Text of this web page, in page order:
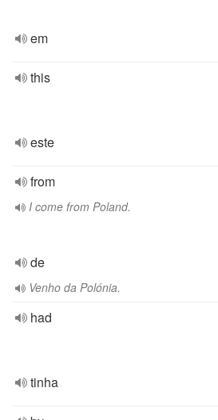
em
this
este
from
I come from Poland.
de
Venho da Polónia.
had
tinha